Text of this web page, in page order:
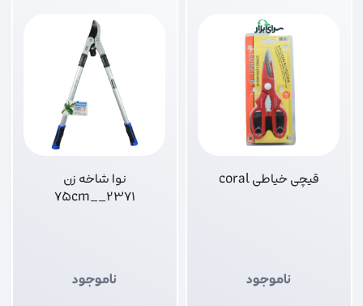
قیچی خیاطی coral
ناموجود
نوا شاخه زن
2371__75cm
ناموجود